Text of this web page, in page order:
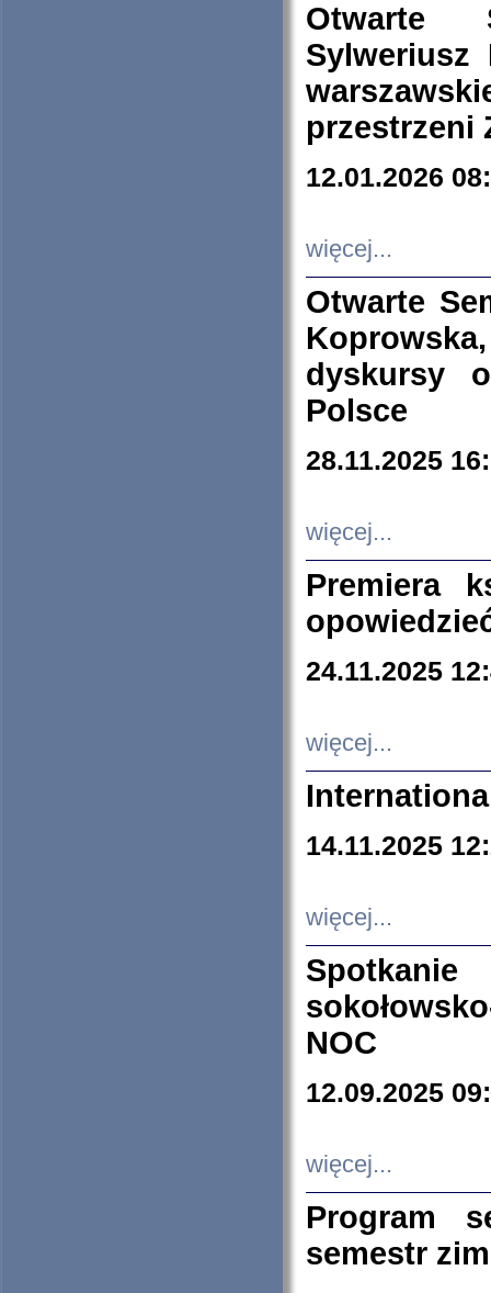
Otwarte
Sylweriusz
przestrzeni
12.01.2026
więcej...
Otwarte
dyskursy
Polsce
28.11.2025
więcej...
Premiera
24.11.2025
więcej...
14.11.2025
więcej...
NOC
12.09.2025
więcej...
Program
semestr